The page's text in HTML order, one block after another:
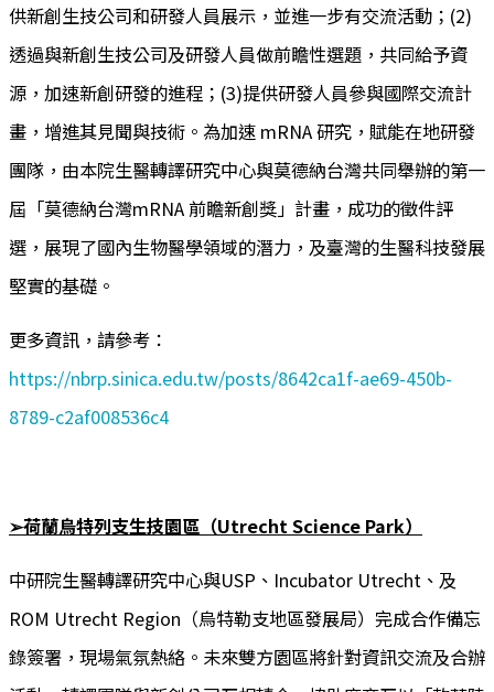
供新創生技公司和研發人員展示，並進一步有交流活動；(2)
透過與新創生技公司及研發人員做前瞻性選題，共同給予資
源，加速新創研發的進程；(3)提供研發人員參與國際交流計
畫，增進其見聞與技術。為加速 mRNA 研究，賦能在地研發
團隊，由本院生醫轉譯研究中心與莫德納台灣共同舉辦的第一
屆「莫德納台灣mRNA 前瞻新創獎」計畫，成功的徵件評
選，展現了國內生物醫學領域的潛力，及臺灣的生醫科技發展
堅實的基礎。
更多資訊，請參考：
https://nbrp.sinica.edu.tw/posts/8642ca1f-ae69-450b-
8789-c2af008536c4
➢荷蘭烏特列支生技園區（Utrecht Science Park）
中研院生醫轉譯研究中心與USP、Incubator Utrecht、及
ROM Utrecht Region（烏特勒支地區發展局）完成合作備忘
錄簽署，現場氣氛熱絡。未來雙方園區將針對資訊交流及合辦